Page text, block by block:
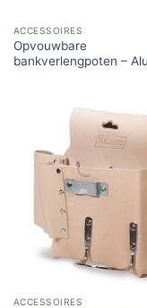
ACCESSOIRES
Opvouwbare
bankverlengpoten –
ACCESSOIRES